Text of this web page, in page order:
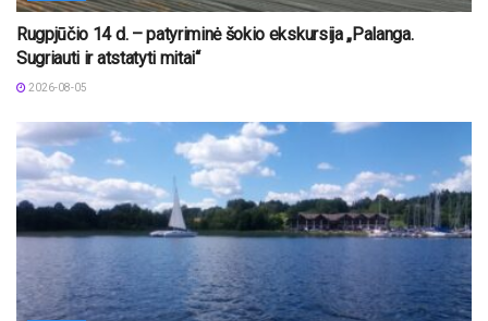
Rugpjūčio 14 d. – patyriminė šokio ekskursija „Palanga.
Sugriauti ir atstatyti mitai“
2026-08-05